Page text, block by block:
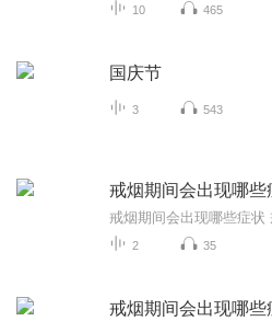
10 465
国庆节
3 543
戒烟期间会出现哪些
2 35
戒烟期间会出现哪些